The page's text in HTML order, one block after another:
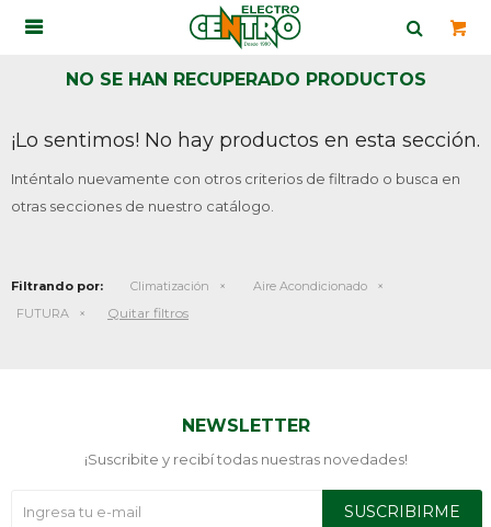

NO SE HAN RECUPERADO PRODUCTOS
¡Lo sentimos! No hay productos en esta sección.
Inténtalo nuevamente con otros criterios de filtrado o busca en
otras secciones de nuestro catálogo.
Filtrando por: Climatización
Aire Acondicionado
FUTURA
Quitar filtros
NEWSLETTER
¡Suscribite y recibí todas nuestras novedades!
SUSCRIBIRME